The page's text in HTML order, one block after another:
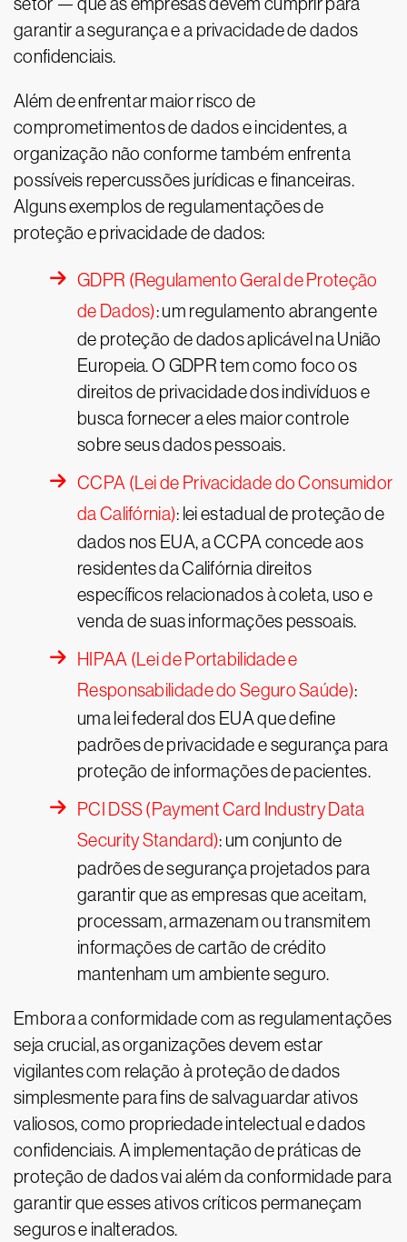
garantir a segurança e a privacidade de dados
confidenciais.
Além de enfrentar maior risco de
comprometimentos de dados e incidentes, a
organização não conforme também enfrenta
possíveis repercussões jurídicas e financeiras.
Alguns exemplos de regulamentações de
proteção e privacidade de dados:
GDPR (Regulamento Geral de Proteção
de Dados): um regulamento abrangente
de proteção de dados aplicável na União
Europeia. O GDPR tem como foco os
direitos de privacidade dos indivíduos e
busca fornecer a eles maior controle
sobre seus dados pessoais.
CCPA (Lei de Privacidade do Consumidor
da Califórnia): lei estadual de proteção de
dados nos EUA, a CCPA concede aos
residentes da Califórnia direitos
específicos relacionados à coleta, uso e
venda de suas informações pessoais.
HIPAA (Lei de Portabilidade e
Responsabilidade do Seguro Saúde):
uma lei federal dos EUA que define
padrões de privacidade e segurança para
proteção de informações de pacientes.
PCI DSS (Payment Card Industry Data
Security Standard): um conjunto de
padrões de segurança projetados para
garantir que as empresas que aceitam,
processam, armazenam ou transmitem
informações de cartão de crédito
mantenham um ambiente seguro.
Embora a conformidade com as regulamentações
seja crucial, as organizações devem estar
vigilantes com relação à proteção de dados
simplesmente para fins de salvaguardar ativos
valiosos, como propriedade intelectual e dados
confidenciais. A implementação de práticas de
proteção de dados vai além da conformidade para
garantir que esses ativos críticos permaneçam
seguros e inalterados.